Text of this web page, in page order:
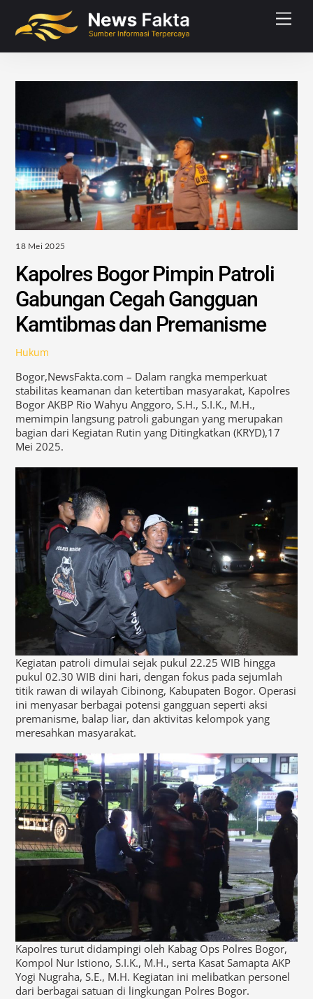
content
18 Mei 2025
Kapolres Bogor Pimpin Patroli
Gabungan Cegah Gangguan
Kamtibmas dan Premanisme
Hukum
Bogor,NewsFakta.com – Dalam rangka memperkuat
stabilitas keamanan dan ketertiban masyarakat, Kapolres
Bogor AKBP Rio Wahyu Anggoro, S.H., S.I.K., M.H.,
memimpin langsung patroli gabungan yang merupakan
bagian dari Kegiatan Rutin yang Ditingkatkan (KRYD),17
Mei 2025.
Kegiatan patroli dimulai sejak pukul 22.25 WIB hingga
pukul 02.30 WIB dini hari, dengan fokus pada sejumlah
titik rawan di wilayah Cibinong, Kabupaten Bogor. Operasi
ini menyasar berbagai potensi gangguan seperti aksi
premanisme, balap liar, dan aktivitas kelompok yang
meresahkan masyarakat.
Kapolres turut didampingi oleh Kabag Ops Polres Bogor,
Kompol Nur Istiono, S.I.K., M.H., serta Kasat Samapta AKP
Yogi Nugraha, S.E., M.H. Kegiatan ini melibatkan personel
dari berbagai satuan di lingkungan Polres Bogor.